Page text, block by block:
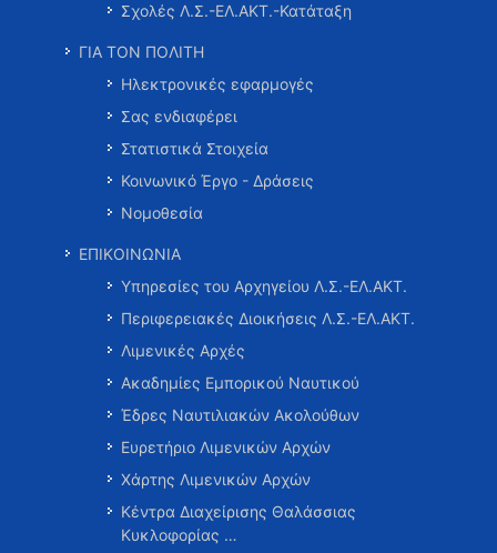
Σχολές Λ.Σ.-ΕΛ.ΑΚΤ.-Κατάταξη
ΓΙΑ ΤΟΝ ΠΟΛΙΤΗ
Ηλεκτρονικές εφαρμογές
Σας ενδιαφέρει
Στατιστικά Στοιχεία
Κοινωνικό Έργο - Δράσεις
Νομοθεσία
ΕΠΙΚΟΙΝΩΝΙΑ
Υπηρεσίες του Αρχηγείου Λ.Σ.-ΕΛ.ΑΚΤ.
Περιφερειακές Διοικήσεις Λ.Σ.-ΕΛ.ΑΚΤ.
Λιμενικές Αρχές
Ακαδημίες Εμπορικού Ναυτικού
Έδρες Ναυτιλιακών Ακολούθων
Ευρετήριο Λιμενικών Αρχών
Χάρτης Λιμενικών Αρχών
Κέντρα Διαχείρισης Θαλάσσιας
Κυκλοφορίας …